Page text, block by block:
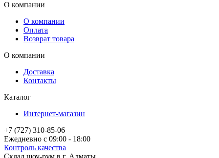
О компании
О компании
Оплата
Возврат товара
О компании
Доставка
Контакты
Каталог
Интернет-магазин
+7 (727) 310-85-06
Ежедневно с 09:00 - 18:00
Контроль качества